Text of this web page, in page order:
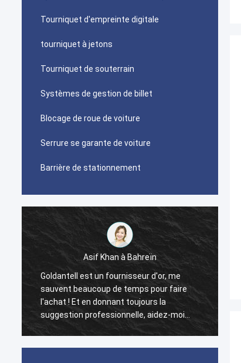
Tourniquet d'empreinte digitale
tourniquet à jetons
Tourniquet de souterrain
Systèmes de gestion de billet
Blocage de roue de voiture
Serrure se garante de voiture
Barrière de stationnement
Asif Khan à Bahreïn
Goldantell est un fournisseur d'or, me
sauvent beaucoup de temps pour faire
l'achat ! Et en donnant toujours la
suggestion professionnelle, aidez-moi
beaucoup dans les affaires !